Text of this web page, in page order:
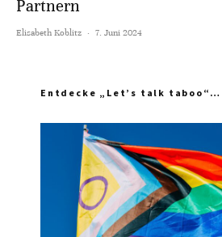
Partnern
Elisabeth Koblitz · 7. Juni 2024
Entdecke „Let’s talk taboo“…